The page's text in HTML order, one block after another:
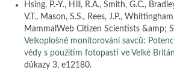
Hsing, P.-Y., Hill, R.A., Smith, G.C.,
V.T., Mason, S.S., Rees, J.P.,
MammalWeb Citizen Scientists &amp;
Velkoplošné monitorování savců:
vědy s použitím fotopastí ve Velké
důkazy 3, e12180.